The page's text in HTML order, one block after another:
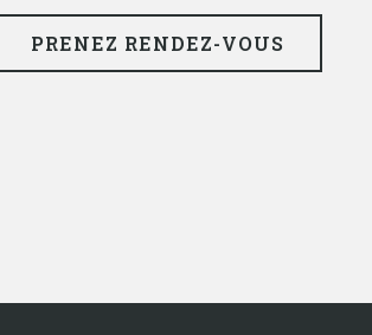
PRENEZ RENDEZ-VOUS